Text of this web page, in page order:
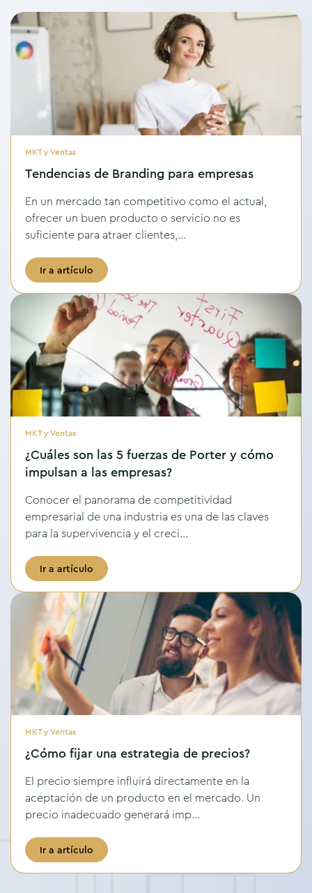
MKT y Ventas
Tendencias de Branding para empresas
En un mercado tan competitivo como el actual,
ofrecer un buen producto o servicio no es
suficiente para atraer clientes,...
Ir a artículo
MKT y Ventas
¿Cuáles son las 5 fuerzas de Porter y cómo
impulsan a las empresas?
Conocer el panorama de competitividad
empresarial de una industria es una de las claves
para la supervivencia y el creci...
Ir a artículo
MKT y Ventas
¿Cómo fijar una estrategia de precios?
El precio siempre influirá directamente en la
aceptación de un producto en el mercado. Un
precio inadecuado generará imp...
Ir a artículo